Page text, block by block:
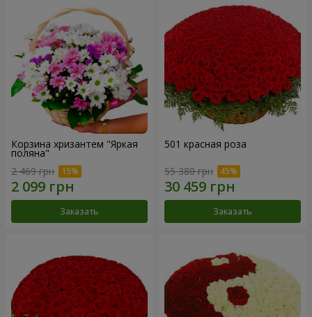
Корзина хризантем "Яркая
поляна"
2 469 грн
Заказать
501 красная роза
55 380 грн
Заказать